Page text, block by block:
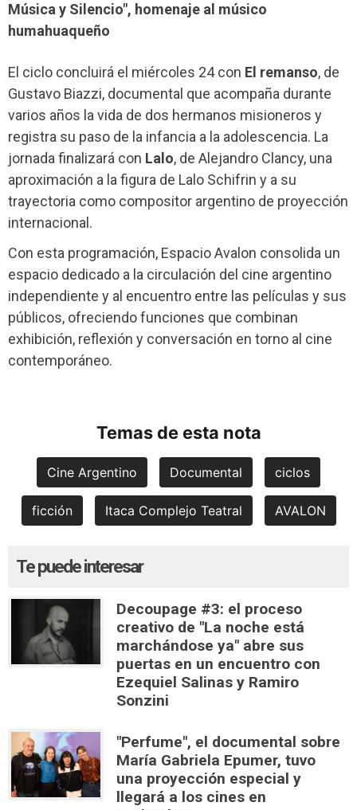
Música y Silencio", homenaje al músico
humahuaqueño
El ciclo concluirá el miércoles 24 con El remanso, de
Gustavo Biazzi, documental que acompaña durante
varios años la vida de dos hermanos misioneros y
registra su paso de la infancia a la adolescencia. La
jornada finalizará con Lalo, de Alejandro Clancy, una
aproximación a la figura de Lalo Schifrin y a su
trayectoria como compositor argentino de proyección
internacional.
Con esta programación, Espacio Avalon consolida un
espacio dedicado a la circulación del cine argentino
independiente y al encuentro entre las películas y sus
públicos, ofreciendo funciones que combinan
exhibición, reflexión y conversación en torno al cine
contemporáneo.
Temas de esta nota
Cine Argentino Documental ciclos
ficción Itaca Complejo Teatral AVALON
Te puede interesar
Decoupage #3: el proceso
creativo de "La noche está
marchándose ya" abre sus
puertas en un encuentro con
Ezequiel Salinas y Ramiro
Sonzini
"Perfume", el documental sobre
María Gabriela Epumer, tuvo
una proyección especial y
llegará a los cines en